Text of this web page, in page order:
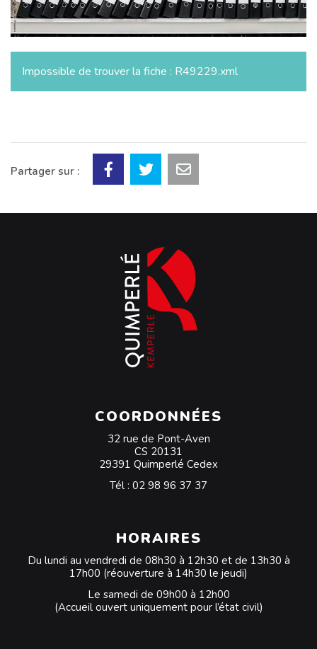
Impossible de trouver la fiche : R49229.xml
Partager sur :
COORDONNÉES
32 rue de Pont-Aven
CS 20131
29391 Quimperlé Cedex
Tél : 02 98 96 37 37
HORAIRES
Du lundi au vendredi de 08h30 à 12h30 et de 13h30 à
17h00 (réouverture à 14h30 le jeudi)
Le samedi de 09h00 à 12h00
(Accueil ouvert uniquement pour l’état civil)